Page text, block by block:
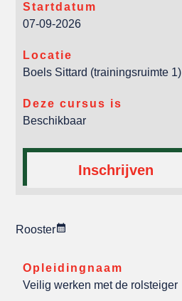
Startdatum
07-09-2026
Locatie
Boels Sittard (trainingsruimte 1)
Deze cursus is
Beschikbaar
Inschrijven
Rooster
Opleidingnaam
Veilig werken met de rolsteiger